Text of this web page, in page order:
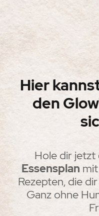
Hier
den
Hole dir jetzt
Essensplan
Rezepten, die
Ganz ohne